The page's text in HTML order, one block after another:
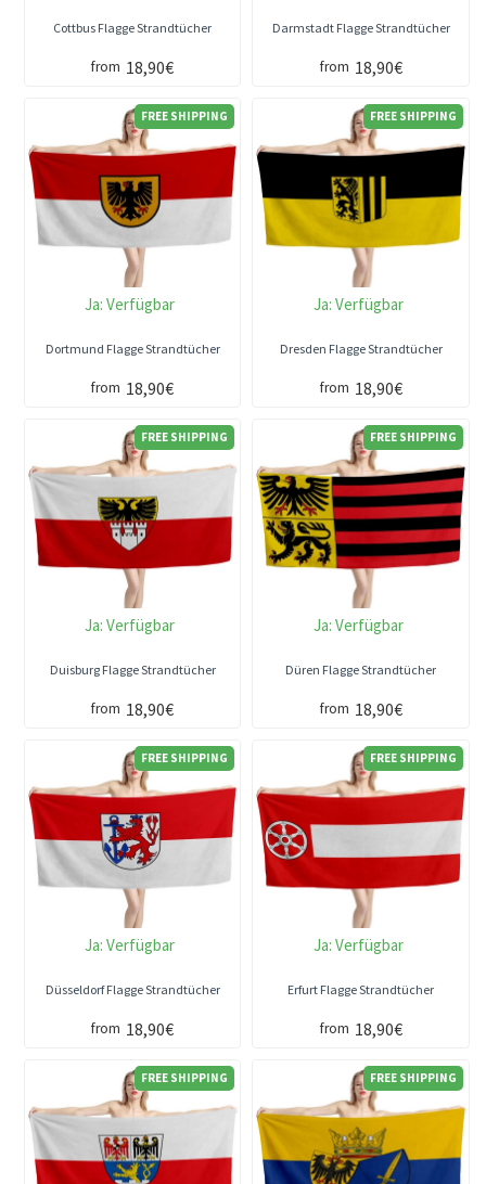
Cottbus Flagge Strandtücher
from 18,90€
Darmstadt Flagge Strandtücher
from 18,90€
FREE SHIPPING
Ja: Verfügbar
Dortmund Flagge Strandtücher
from 18,90€
FREE SHIPPING
Ja: Verfügbar
Dresden Flagge Strandtücher
from 18,90€
FREE SHIPPING
Ja: Verfügbar
Duisburg Flagge Strandtücher
from 18,90€
FREE SHIPPING
Ja: Verfügbar
Düren Flagge Strandtücher
from 18,90€
FREE SHIPPING
Ja: Verfügbar
Düsseldorf Flagge Strandtücher
from 18,90€
FREE SHIPPING
Ja: Verfügbar
Erfurt Flagge Strandtücher
from 18,90€
FREE SHIPPING FREE SHIPPING